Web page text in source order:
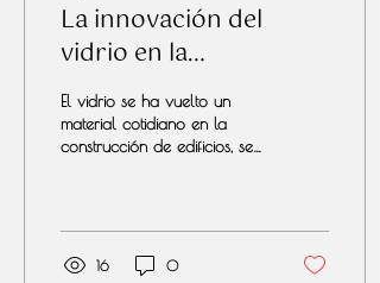
La innovación del
vidrio en la
arquitectura
colombiana
El vidrio se ha vuelto un
material cotidiano en la
construcción de edificios, se
16 0